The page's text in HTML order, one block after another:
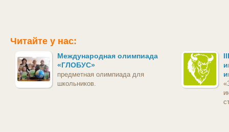
Читайте у нас:
Международная олимпиада
«ГЛОБУС»
предметная олимпиада для
школьников.